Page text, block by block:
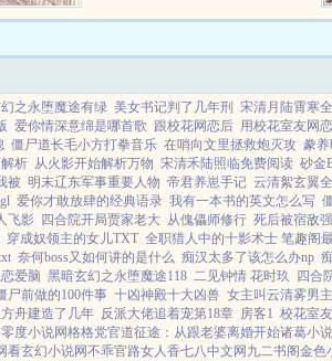
之永堕魔途有绿 美女书记判了几年刑 宋清月陆霄寒
爱你情深意绵是哪首歌 跟校花网恋后 用校花室友网
僵尸道长毛小方打拳音乐 在哨向文里拯救炮灭攻 豢
析 从火影开始解析万物 宋清禾陆照临免费阅读 砂金
被 明末辽东军事重要人物 帝君养崽手记 云清絮玄翼
爱你才敢放肆的经典语录 我有一本书的英文怎么写
飞影 四合院开局贾家老大 从傀儡师修行 死后被宿敌
穿成奴领主的女儿TXT 全职猎人中的十影术士 笔趣阁
奈何boss又如何讲的是什么 痴汉太多了该怎么办np
爱脑 黑暗玄幻之永堕魔途118 二见钟情 花时玖 四合
尸前做的100件事 十凶神殿十大凶兽 女主叫云清雾男
舟建造了几年 反派大佬追着宠第18章 房客1 校花室
零度小说网格格党官道征途：从跟老婆离婚开始诸葛小
看玄幻小说网不乖官路女人香七八中文网 九二书阁金色